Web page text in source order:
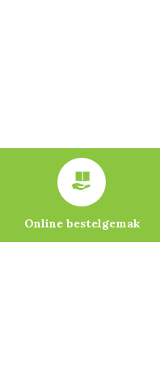
Online bestelgemak